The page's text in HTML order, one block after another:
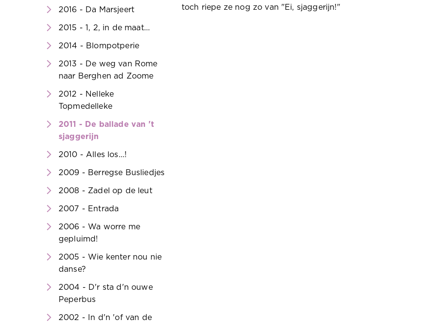
2016 - Da Marsjeert
2015 - 1, 2, in de maat...
2014 - Blompotperie
2013 - De weg van Rome
naar Berghen ad Zoome
2012 - Nelleke
Topmedelleke
2011 - De ballade van 't
sjaggerijn
2010 - Alles los...!
2009 - Berregse Busliedjes
2008 - Zadel op de leut
2007 - Entrada
2006 - Wa worre me
gepluimd!
2005 - Wie kenter nou nie
danse?
2004 - D'r sta d'n ouwe
Peperbus
2002 - In d'n 'of van de
toch riepe ze nog zo van "Ei, sjaggerijn!"